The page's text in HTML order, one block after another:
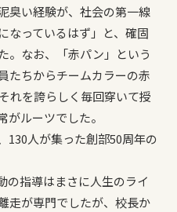
臭い経験が、社会の第一線
なっているはず」と、確固
。なお、「赤パン」という
たちからチームカラーの赤
れを誇らしく毎回穿いて授
ルーツでした。
130人が集った創部50周年の
の指導はまさに人生のライ
走が専門でしたが、校長か